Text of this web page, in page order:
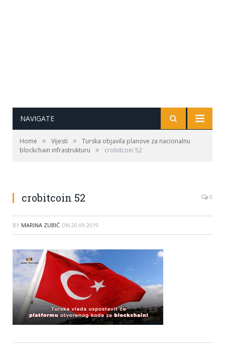
NAVIGATE
Home » Vijesti »
Turska objavila planove za nacionalnu
blockchain infrastrukturu
» crobitcoin 52
crobitcoin 52 0
BY MARINA ZUBIĆ ON 20.09.2019